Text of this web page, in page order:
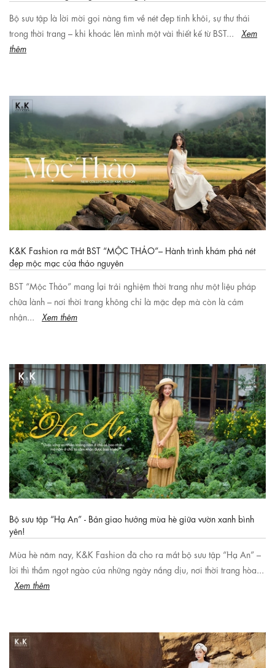
Bộ sưu tập là lời mời gọi nàng tìm về nét đẹp tinh khôi, sự thư thái
trong thời trang – khi khoác lên mình một vài thiết kế từ BST...
Xem
thêm
K&K Fashion ra mắt BST “MỘC THẢO”– Hành trình khám phá nét
đẹp mộc mạc của thảo nguyên
BST “Mộc Thảo” mang lại trải nghiệm thời trang như một liệu pháp
chữa lành – nơi thời trang không chỉ là mặc đẹp mà còn là cảm
nhận...
Xem thêm
Bộ sưu tập “Hạ An” - Bản giao hưởng mùa hè giữa vườn xanh bình
yên!
Mùa hè năm nay, K&K Fashion đã cho ra mắt bộ sưu tập “Hạ An” –
lời thì thầm ngọt ngào của những ngày nắng dịu, nơi thời trang hòa...
Xem thêm